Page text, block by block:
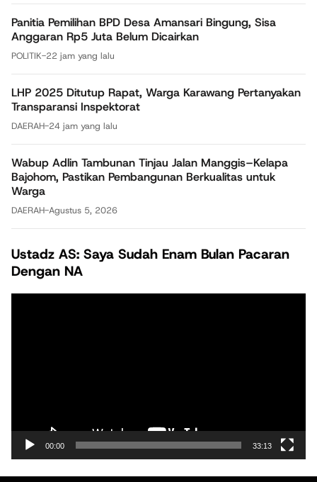
Panitia Pemilihan BPD Desa Amansari Bingung, Sisa
Anggaran Rp5 Juta Belum Dicairkan
POLITIK-22 jam yang lalu
LHP 2025 Ditutup Rapat, Warga Karawang Pertanyakan
Transparansi Inspektorat
DAERAH-24 jam yang lalu
Wabup Adlin Tambunan Tinjau Jalan Manggis–Kelapa
Bajohom, Pastikan Pembangunan Berkualitas untuk
Warga
DAERAH-Agustus 5, 2026
Ustadz AS: Saya Sudah Enam Bulan Pacaran
Dengan NA
00:00 33:13